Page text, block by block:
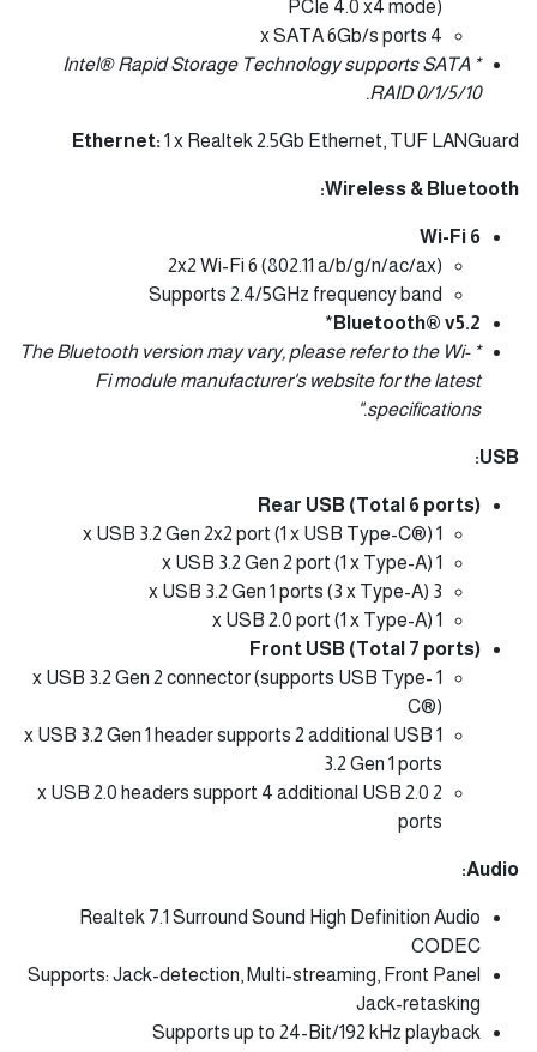
PCIe 4.0 x4 mode)
4 x SATA 6Gb/s ports
* Intel® Rapid Storage Technology supports SATA
RAID 0/1/5/10.
Ethernet: 1 x Realtek 2.5Gb Ethernet, TUF LANGuard
Wireless & Bluetooth:
Wi-Fi 6
2x2 Wi-Fi 6 (802.11 a/b/g/n/ac/ax)
Supports 2.4/5GHz frequency band
Bluetooth® v5.2
*
* The Bluetooth version may vary, please refer to the Wi-
Fi module manufacturer's website for the latest
specifications."
USB:
Rear USB (Total 6 ports)
1 x USB 3.2 Gen 2x2 port (1 x USB Type-C®)
1 x USB 3.2 Gen 2 port (1 x Type-A)
3 x USB 3.2 Gen 1 ports (3 x Type-A)
1 x USB 2.0 port (1 x Type-A)
Front USB (Total 7 ports)
1 x USB 3.2 Gen 2 connector (supports USB Type-
C®)
1 x USB 3.2 Gen 1 header supports 2 additional USB
3.2 Gen 1 ports
2 x USB 2.0 headers support 4 additional USB 2.0
ports
Audio:
Realtek 7.1 Surround Sound High Definition Audio
CODEC
Supports: Jack-detection, Multi-streaming, Front Panel
Jack-retasking
Supports up to 24-Bit/192 kHz playback